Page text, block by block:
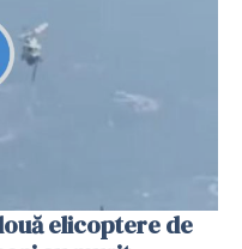
elicoptere de